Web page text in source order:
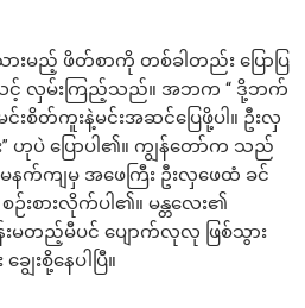
းမည့် ဖိတ်စာကို တစ်ခါတည်း ပြောပြ
သင့် လှမ်းကြည့်သည်။ အဘက “ ဒို့ဘက်
င်းစိတ်ကူးနဲ့မင်းအဆင်ပြေဖို့ပါ။ ဦးလှ
ဟုပဲ ပြောပါ၏။ ကျွန်တော်က သည်
နက်ကျမှ အဖေကြီး ဦးလှဖေထံ ခင်
ဉ်းစားလိုက်ပါ၏။ မန္တလေး၏
မတည့်မီပင် ပျောက်လုလု ဖြစ်သွား
းစို့နေပါပြီ။